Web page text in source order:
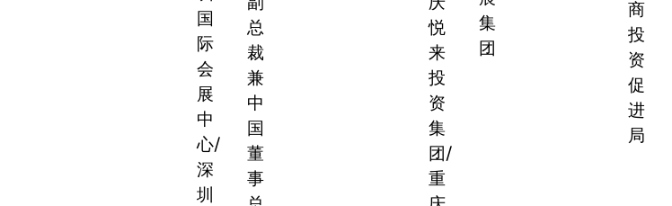
国
际
会
展
中
心/
深
圳
总
裁
兼
中
国
董
事
悦
来
投
资
集
团/
重
集
团
商
投
资
促
进
局